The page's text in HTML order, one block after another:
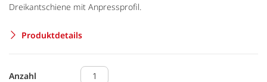
Dreikantschiene mit Anpressprofil.
Produktdetails
Anzahl